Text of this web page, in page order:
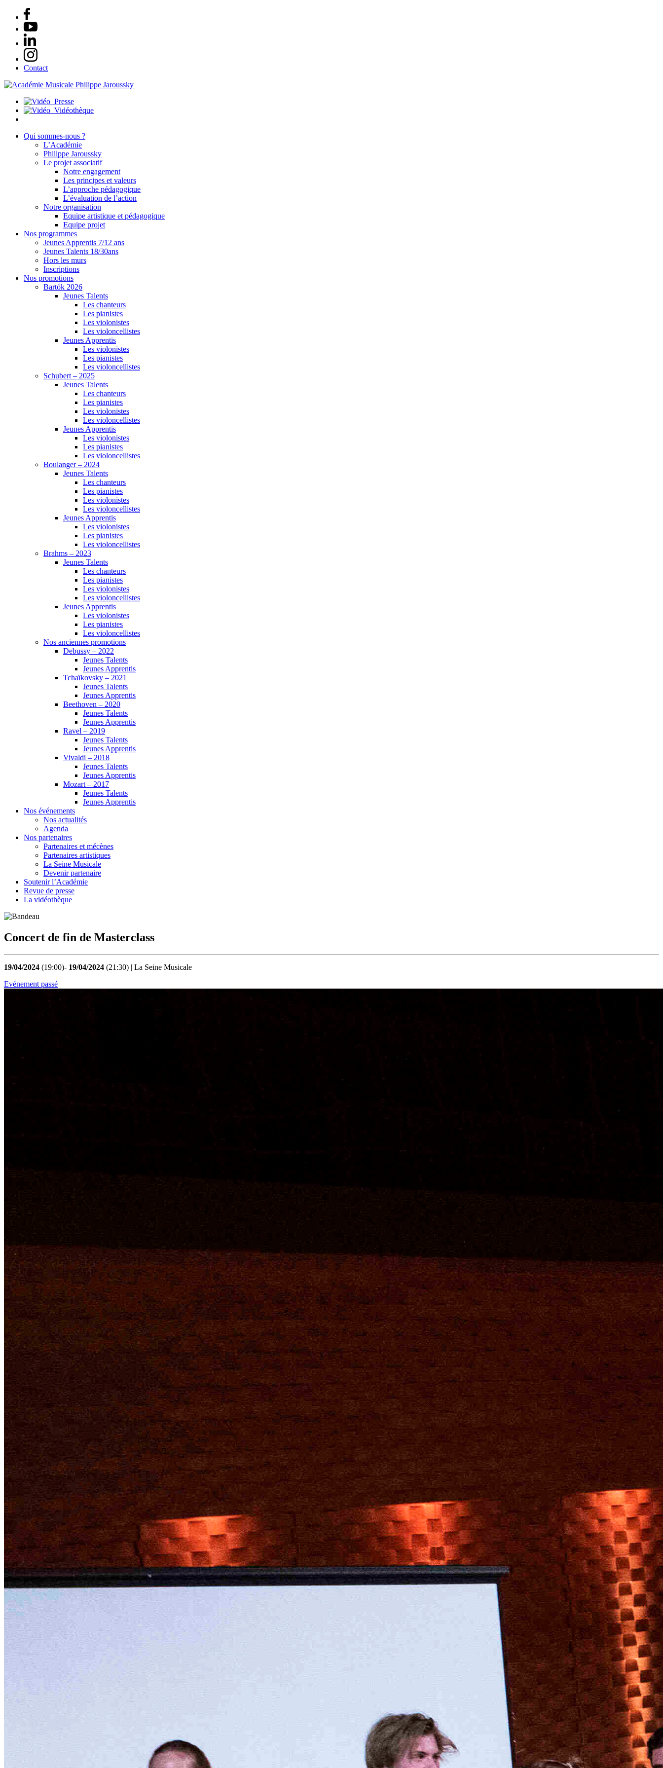
Contact
Presse
Vidéothèque
Qui sommes-nous ?
L’Académie
Philippe Jaroussky
Le projet associatif
Notre engagement
Les principes et valeurs
L’approche pédagogique
L’évaluation de l’action
Notre organisation
Equipe artistique et pédagogique
Equipe projet
Nos programmes
Jeunes Apprentis 7/12 ans
Jeunes Talents 18/30ans
Hors les murs
Inscriptions
Nos promotions
Bartók 2026
Jeunes Talents
Les chanteurs
Les pianistes
Les violonistes
Les violoncellistes
Jeunes Apprentis
Les violonistes
Les pianistes
Les violoncellistes
Schubert – 2025
Jeunes Talents
Les chanteurs
Les pianistes
Les violonistes
Les violoncellistes
Jeunes Apprentis
Les violonistes
Les pianistes
Les violoncellistes
Boulanger – 2024
Jeunes Talents
Les chanteurs
Les pianistes
Les violonistes
Les violoncellistes
Jeunes Apprentis
Les violonistes
Les pianistes
Les violoncellistes
Brahms – 2023
Jeunes Talents
Les chanteurs
Les pianistes
Les violonistes
Les violoncellistes
Jeunes Apprentis
Les violonistes
Les pianistes
Les violoncellistes
Nos anciennes promotions
Debussy – 2022
Jeunes Talents
Jeunes Apprentis
Tchaïkovsky – 2021
Jeunes Talents
Jeunes Apprentis
Beethoven – 2020
Jeunes Talents
Jeunes Apprentis
Ravel – 2019
Jeunes Talents
Jeunes Apprentis
Vivaldi – 2018
Jeunes Talents
Jeunes Apprentis
Mozart – 2017
Jeunes Talents
Jeunes Apprentis
Nos événements
Nos actualités
Agenda
Nos partenaires
Partenaires et mécènes
Partenaires artistiques
La Seine Musicale
Devenir partenaire
Soutenir l’Académie
Revue de presse
La vidéothèque
Concert de fin de Masterclass
19/04/2024 (19:00)- 19/04/2024 (21:30) | La Seine Musicale
Evénement passé